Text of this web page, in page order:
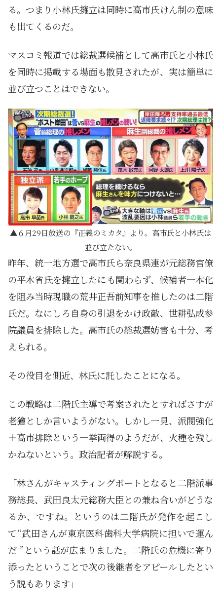
る。つまり小林氏擁立は同時に高市氏けん制の意味
も出てくるのだ。
マスコミ報道では総裁選候補として高市氏と小林氏
を同時に掲載する場面も散見されたが、実は簡単に
並び立つことはできない。
６月29日放送の『正義のミカタ』より。高市氏と小林氏は
並び立たない。
昨年、統一地方選で高市氏ら奈良県連が元総務官僚
の平木省氏を擁立したにも関わらず、候補者一本化
を阻み当時現職の荒井正吾前知事を推したのは二階
氏だ。なにしろ自身の引退をかけ政敵、世耕弘成参
院議員を排除した。高市氏の総裁選妨害も十分、考
えられる。
その役目を側近、林氏に託したことになる。
この戦略は二階氏主導で考案されたとすればさすが
老獪としか言いようがない。しかし一見、派閥強化
＋高市排除という一挙両得のようだが、火種を残し
かねないという。政治記者が解説する。
「林さんがキャスティングボートとなると二階派事
務総長、武田良太元総務大臣との兼ね合いがどうな
るか、ですね。というのは二階氏が発作を起こし
て“武田さんが東京医科歯科大学病院に担いで運ん
だ ”という話が広まりました。二階氏の危機に寄り
添ったということで次の後継者をアピールしたとい
う説もあります」